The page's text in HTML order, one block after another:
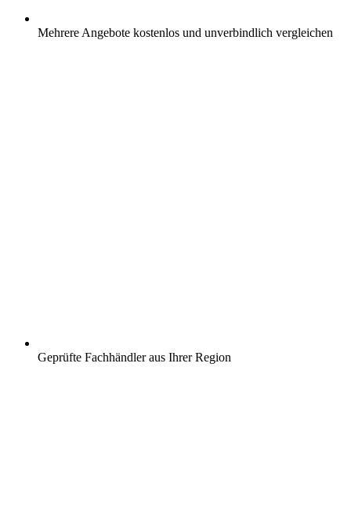
Mehrere Angebote kostenlos und unverbindlich vergleichen
Geprüfte Fachhändler aus Ihrer Region